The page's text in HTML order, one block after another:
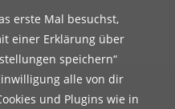
erste Mal besuchst,
einer Erklärung über
speichern“
alle von dir
und Plugins wie in